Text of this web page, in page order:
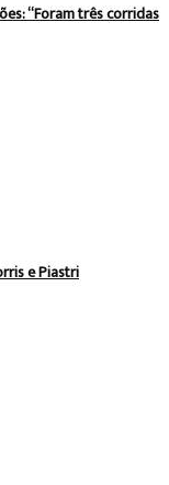
“Foram três corridas
e Piastri